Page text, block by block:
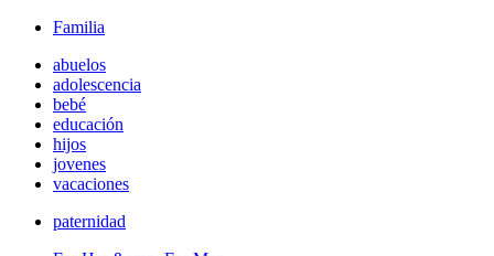
Familia
abuelos
adolescencia
bebé
educación
hijos
jovenes
vacaciones
paternidad